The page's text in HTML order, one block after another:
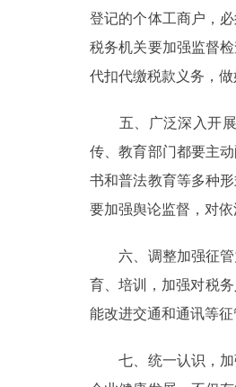
登记的个体工商户，
税务机关要加强监督
代扣代缴税款义务，做
五、广泛深入开展
传、教育部门都要主
书和普法教育等多种
要加强舆论监督，对
六、调整加强征管
育、培训，加强对税
能改进交通和通讯等
七、统一认识，加